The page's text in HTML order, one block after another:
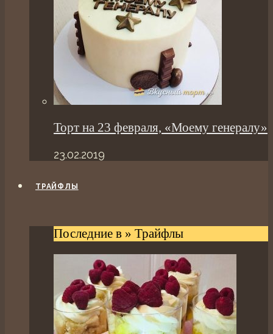
Торт на 23 февраля, «Моему генералу»
23.02.2019
ТРАЙФЛЫ
Последние в » Трайфлы